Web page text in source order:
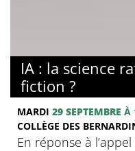
IA : la science
fiction ?
MARDI 29 SEPTEMBRE À
COLLÈGE DES
En réponse à